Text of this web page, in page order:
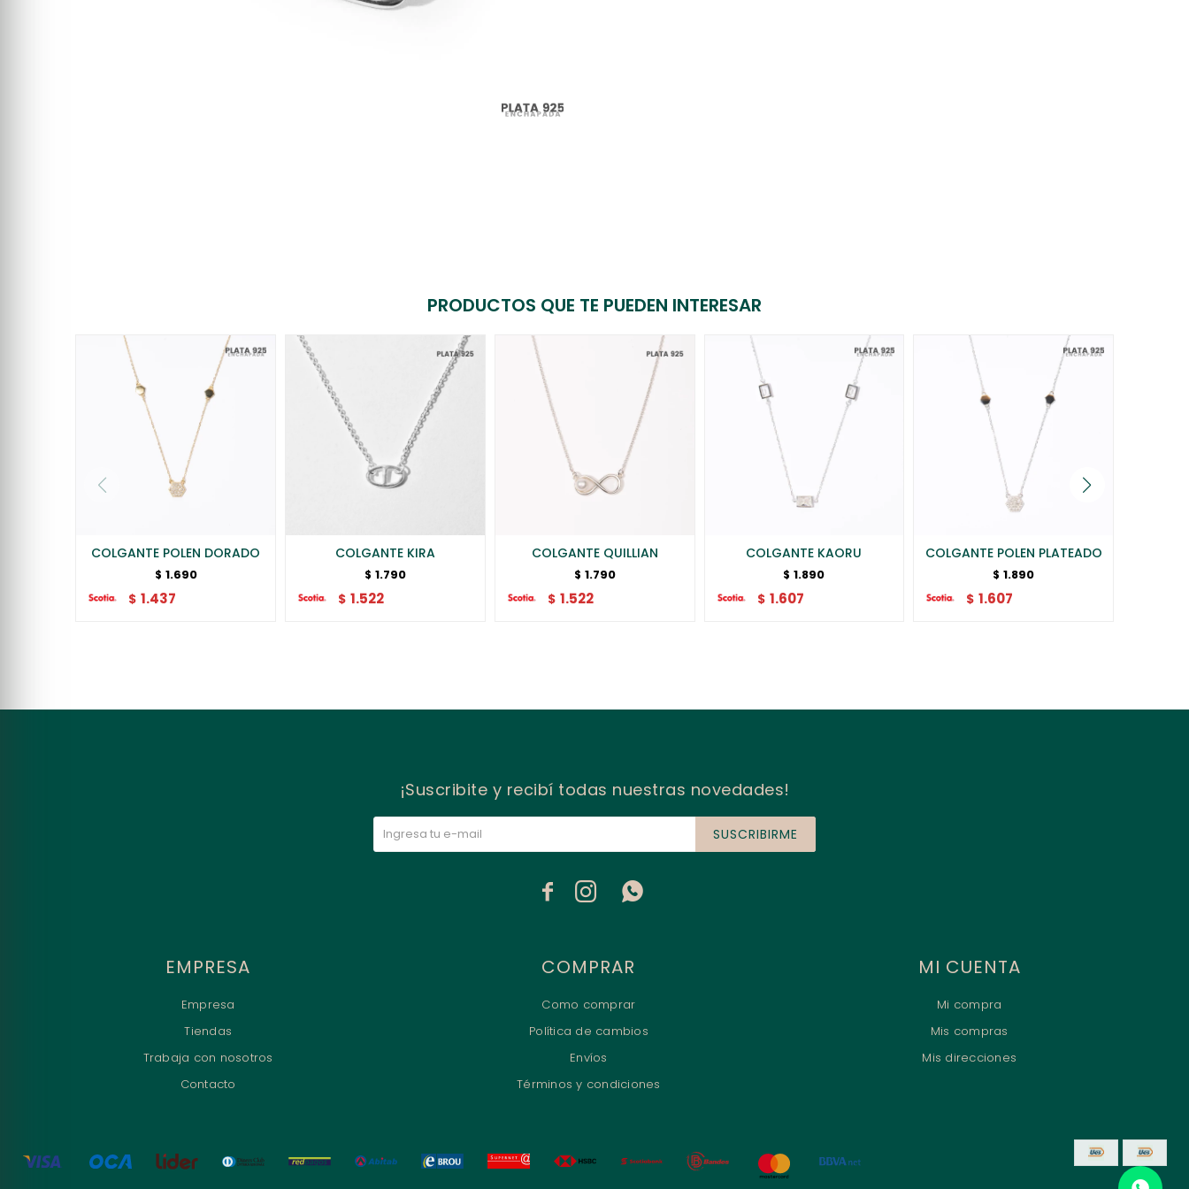
PRODUCTOS QUE TE PUEDEN INTERESAR
COLGANTE POLEN DORADO
$ 1.690
$ 1.437
COLGANTE KIRA
$ 1.790
$ 1.522
COLGANTE QUILLIAN
$ 1.790
$ 1.522
COLGANTE KAORU
$ 1.890
$ 1.607
COLGANTE POLEN PLATEADO
$ 1.890
$ 1.607
EMPRESA
Empresa
Tiendas
Trabaja con nosotros
Contacto
COMPRAR
Como comprar
Política de cambios
Envíos
Términos y condiciones
MI CUENTA
Mi compra
Mis compras
Mis direcciones
¡Suscribite y recibí todas nuestras novedades!
SUSCRIBIRME
  